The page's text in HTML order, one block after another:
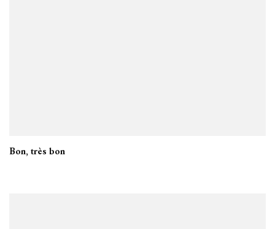
Bon, très bon